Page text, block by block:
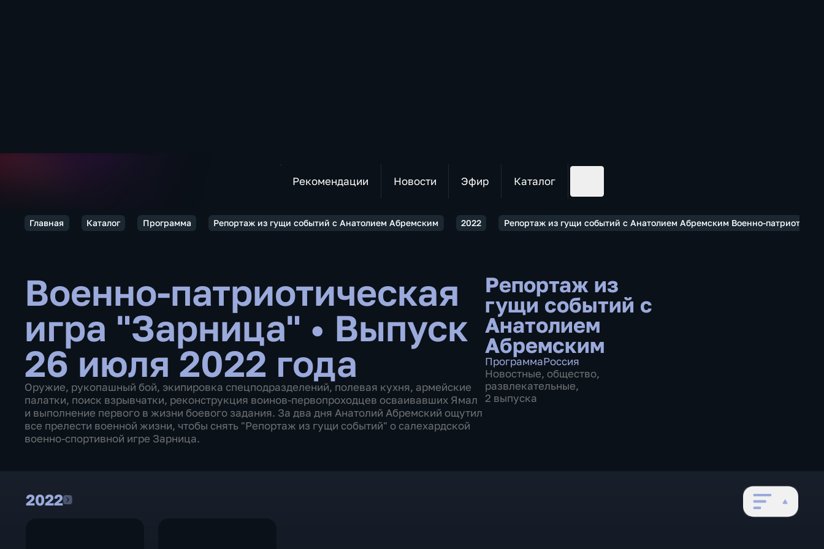
Рекомендации Новости Эфир Каталог
Главная Каталог Программа Репортаж из гущи событий с Анатолием Абремским 2022 Репортаж из гущи событий с Анатолием Абремским Военно-
Военно-патриотическая
игра "Зарница" • Выпуск
26 июля 2022 года
Оружие, рукопашный бой, экипировка спецподразделений, полевая кухня, армейские
палатки, поиск взрывчатки, реконструкция воинов-первопроходцев осваивавших Ямал
и выполнение первого в жизни боевого задания. За два дня Анатолий Абремский ощутил
все прелести военной жизни, чтобы снять "Репортаж из гущи событий" о салехардской
военно-спортивной игре Зарница.
Репортаж из
гущи событий с
Анатолием
Абремским
ПрограммаРоссия
Новостные, общество,
развлекательные,
2 выпуска
20222022